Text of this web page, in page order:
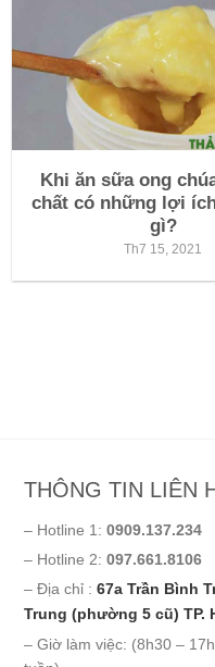
Khi ăn sữa ong
chất có những lợi
gì?
Th7 15, 2021
THÔNG TIN LIÊN
– Hotline 1: 0909.137.234
– Hotline 2: 097.661.8106
– Địa chỉ : 67a Trần Bình
Trung (phường 5 cũ) TP.
– Giờ làm việc: (8h30 –